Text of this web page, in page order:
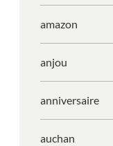
amazon
anjou
anniversaire
auchan